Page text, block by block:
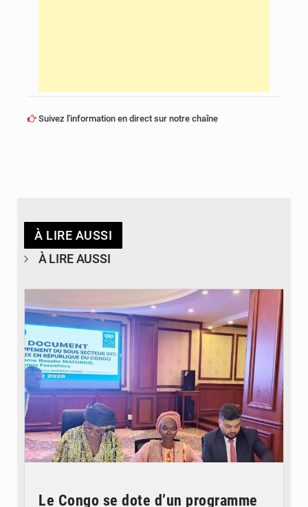
Suivez l'information en direct sur notre chaîne
À LIRE AUSSI
À LIRE AUSSI
Le Congo se dote d’un programme